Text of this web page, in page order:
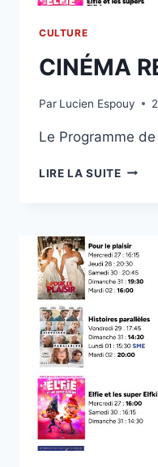
CULTURE
CINÉMA
Par Lucien Espouy
Le Programme
LIRE LA SUITE